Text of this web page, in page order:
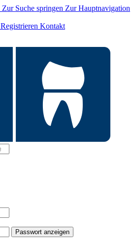
Zur Suche springen Zur Hauptnavigation
Registrieren Kontakt
Passwort anzeigen